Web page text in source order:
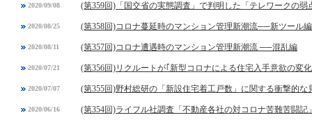
2020/09/08 (第359回)「国交省の実態調査」で判明した「テレワークの弱
2020/08/25 (第358回)コロナ蔓延時のマンション管理新潮流──新ツール編
2020/08/11 (第357回)コロナ遭遇時のマンション管理新潮流 ──混乱編
2020/07/21 (第356回)リクルートが｢新型コロナによる住宅入手意欲の変
2020/07/07 (第355回)野村総研の「新設住宅着工戸数」に関する衝撃的な
2020/06/16 (第354回)ライフル社調査「不動産各社の対コロナ苦難苦闘記